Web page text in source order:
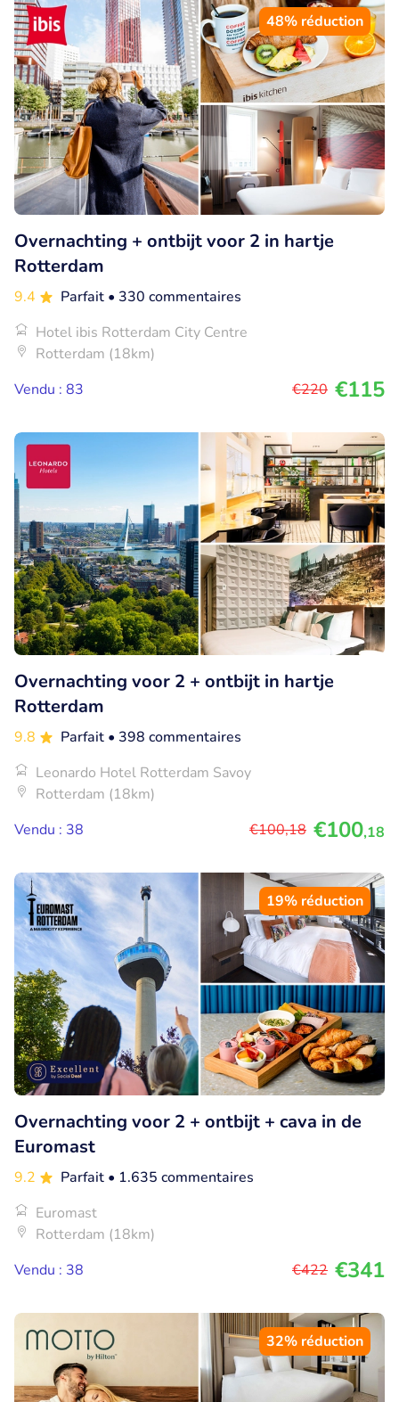
48% réduction
Overnachting + ontbijt voor 2 in hartje
Rotterdam
9.4 Parfait • 330 commentaires
Hotel ibis Rotterdam City Centre
Rotterdam (18km)
Vendu : 83
€220 €115
Overnachting voor 2 + ontbijt in hartje
Rotterdam
9.8 Parfait • 398 commentaires
Leonardo Hotel Rotterdam Savoy
Rotterdam (18km)
Vendu : 38
€100,18 €100,18
19% réduction
Overnachting voor 2 + ontbijt + cava in de
Euromast
9.2 Parfait • 1.635 commentaires
Euromast
Rotterdam (18km)
Vendu : 38
€422 €341
32% réduction